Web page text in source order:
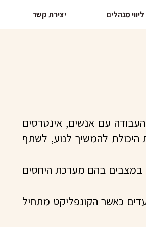
ליווי מנהלים יצירת קשר
עם אנשים, אינטרסים
היכולת להמשיך לנוע, לשתף
במצבים בהם מערכת היחסים
כאשר הקונפליקט מתחיל